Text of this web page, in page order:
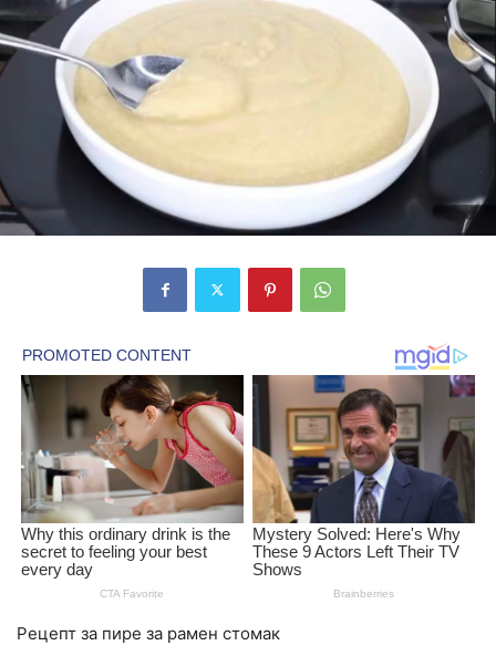
Рецепт за пире за рамен стомак